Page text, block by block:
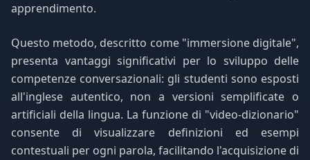
apprendimento.
Questo metodo, descritto come "immersione digitale",
presenta vantaggi significativi per lo sviluppo delle
competenze conversazionali: gli studenti sono esposti
all'inglese autentico, non a versioni semplificate o
artificiali della lingua. La funzione di "video-dizionario"
consente di visualizzare definizioni ed esempi
contestuali per ogni parola, facilitando l'acquisizione di